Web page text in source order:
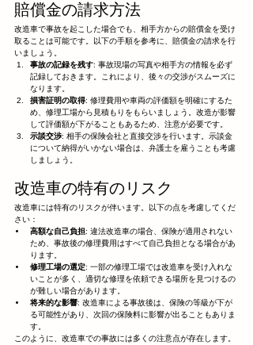
賠償金の請求方法
改造車で事故を起こした場合でも、相手方からの賠償金を受け
取ることは可能です。以下の手順を参考に、賠償金の請求を行
いましょう。
事故の記録を残す: 事故現場の写真や相手方の情報を必ず
記録しておきます。これにより、後々の交渉がスムーズに
なります。
損害証明の取得: 修理費用や車両の評価額を明確にするた
め、修理工場から見積もりをもらいましょう。改造が影響
して評価額が下がることもあるため、注意が必要です。
示談交渉: 相手の保険会社と直接交渉を行います。示談金
について納得がいかない場合は、弁護士を雇うことも考慮
しましょう。
改造車の特有のリスク
改造車には特有のリスクが伴います。以下の点を考慮してくだ
さい：
高額な自己負担: 違法改造車の場合、保険が適用されない
ため、事故後の修理費用はすべて自己負担となる場合があ
ります。
修理工場の選定: 一部の修理工場では改造車を受け入れな
いことが多く、適切な修理を依頼できる場所を見つけるの
が難しい場合があります。
将来的な影響: 改造車による事故後は、保険の等級が下が
る可能性があり、次回の保険料に影響が出ることもありま
す。
このように、改造車での事故には多くの注意点が存在します。